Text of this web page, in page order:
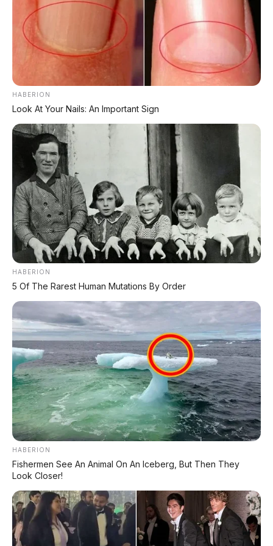
terbuka, meskipun belum ada kepastian.
Pantau terus
AP Motoruntuk update terbaru
seputar BYD Seal 08 dan mobil-mobil listrik lainnya!
📰 Rekomendasi Artikel Lainnya:
🚙 Cadillac XT5 2026: SUV Mewah Layar
33 Inci
Spesifikasi dan harga SUV premium China
🚐 BYD Xia: MPV PHEV 7 Kursi Mewah
Konsep kendaraan keluarga ramah
lingkungan
Terbaru
Debut di Beijing Auto Show 2026
📑 Info Lengkap Seputar Otomotif dari
AP Motor:
🏍️ Info Motor Honda
🏍️ Info Motor Yamaha
HABERION
Look At Your Nails: An Important Sign
HABERION
5 Of The Rarest Human Mutations By Order
HABERION
Fishermen See An Animal On An Iceberg, But Then They
Look Closer!